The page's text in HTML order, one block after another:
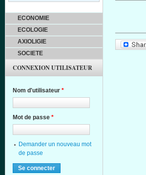
ECONOMIE
ECOLOGIE
AXIOLIGIE
SOCIETE
CONNEXION UTILISATEUR
Nom d'utilisateur *
Mot de passe *
Demander un nouveau mot
de passe